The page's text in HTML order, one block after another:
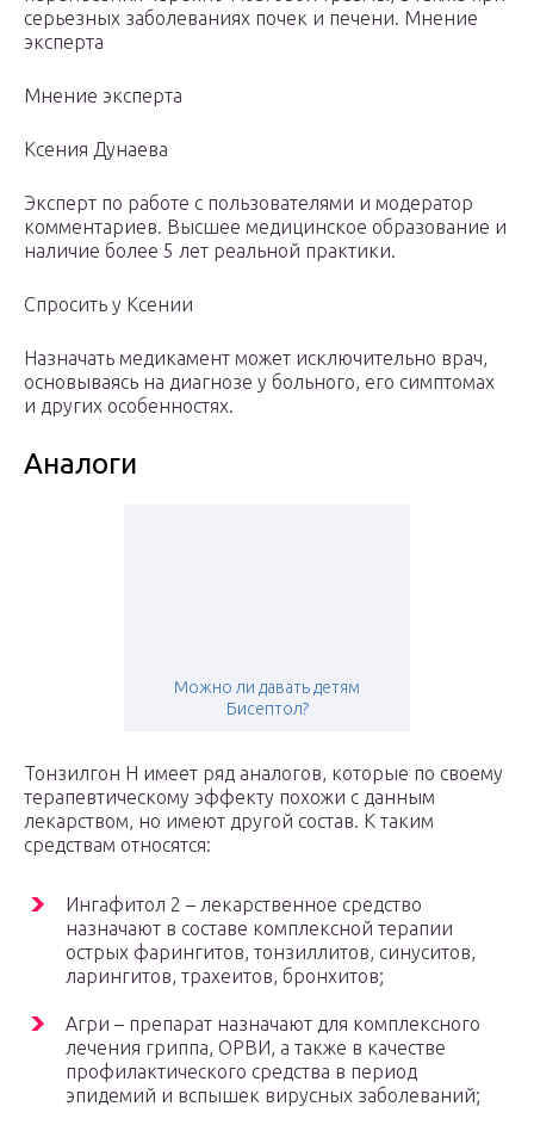
серьезных заболеваниях почек и печени. Мнение
эксперта
Мнение эксперта
Ксения Дунаева
Эксперт по работе с пользователями и модератор
комментариев. Высшее медицинское образование и
наличие более 5 лет реальной практики.
Спросить у Ксении
Назначать медикамент может исключительно врач,
основываясь на диагнозе у больного, его симптомах
и других особенностях.
Аналоги
Можно ли давать детям
Бисептол?
Тонзилгон Н имеет ряд аналогов, которые по своему
терапевтическому эффекту похожи с данным
лекарством, но имеют другой состав. К таким
средствам относятся:
Ингафитол 2 – лекарственное средство
назначают в составе комплексной терапии
острых фарингитов, тонзиллитов, синуситов,
ларингитов, трахеитов, бронхитов;
Агри – препарат назначают для комплексного
лечения гриппа, ОРВИ, а также в качестве
профилактического средства в период
эпидемий и вспышек вирусных заболеваний;